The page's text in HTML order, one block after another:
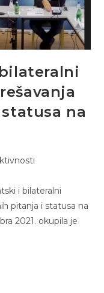
na
i bilateralni
pitanja i statusa na
2021. okupila je